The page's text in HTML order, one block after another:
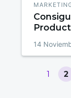
14
1 2